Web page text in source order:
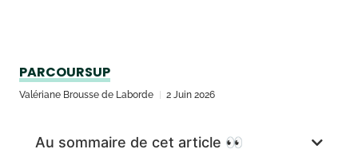
PARCOURSUP
Valériane Brousse de Laborde 2 Juin 2026
Au sommaire de cet article 👀